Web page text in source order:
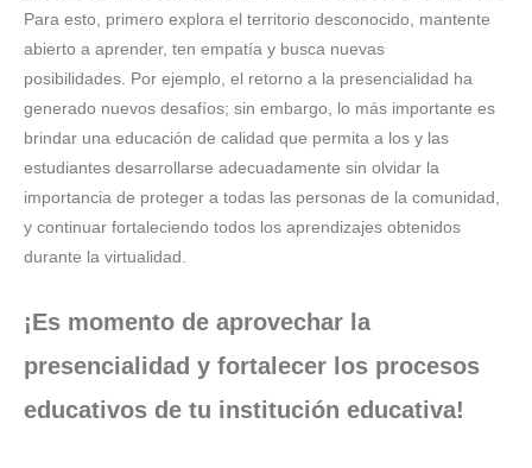
Para esto, primero explora el territorio desconocido, mantente
abierto a aprender, ten empatía y busca nuevas
posibilidades. Por ejemplo, el retorno a la presencialidad ha
generado nuevos desafíos; sin embargo, lo más importante es
brindar una educación de calidad que permita a los y las
estudiantes desarrollarse adecuadamente sin olvidar la
importancia de proteger a todas las personas de la comunidad,
y continuar fortaleciendo todos los aprendizajes obtenidos
durante la virtualidad.
¡Es momento de aprovechar la
presencialidad y fortalecer los procesos
educativos de tu institución educativa!